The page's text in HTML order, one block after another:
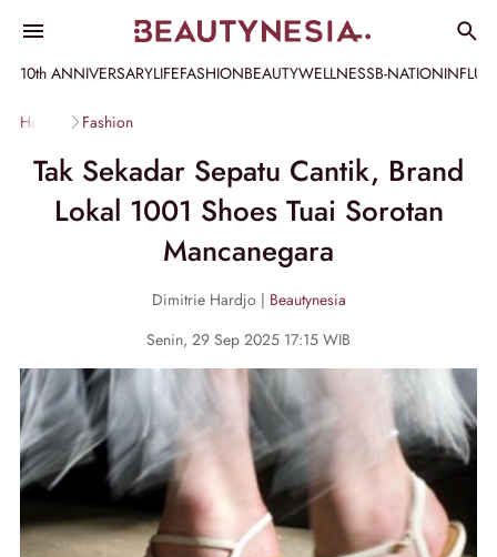
10th ANNIVERSARYLIFEFASHIONBEAUTYWELLNESSB-NATION
Home Fashion
Tak Sekadar Sepatu Cantik, Brand
Lokal 1001 Shoes Tuai Sorotan
Mancanegara
Dimitrie Hardjo | Beautynesia
Senin, 29 Sep 2025 17:15 WIB